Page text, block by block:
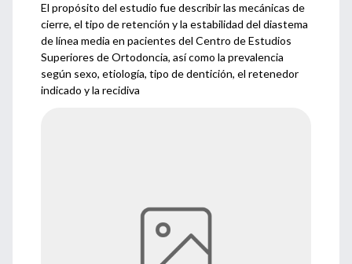
El propósito del estudio fue describir las mecánicas de
cierre, el tipo de retención y la estabilidad del diastema
de línea media en pacientes del Centro de Estudios
Superiores de Ortodoncia, así como la prevalencia
según sexo, etiología, tipo de dentición, el retenedor
indicado y la recidiva